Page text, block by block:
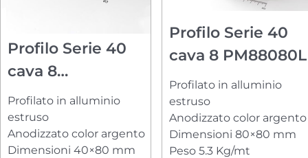
Profilo Serie 40
cava 8
PM84080R23
Profilato in alluminio
estruso
Anodizzato color argento
Dimensioni 40×80 mm
Profilo Serie 40
cava 8 PM88080L
Profilato in alluminio
estruso
Anodizzato color argento
Dimensioni 80×80 mm
Peso 5.3 Kg/mt